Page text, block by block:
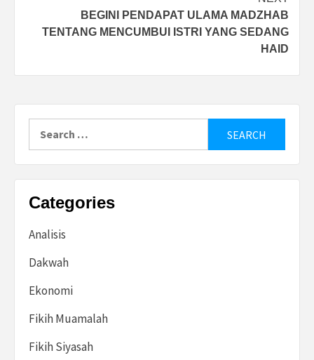
BEGINI PENDAPAT ULAMA MADZHAB
TENTANG MENCUMBUI ISTRI YANG SEDANG
HAID
Categories
Analisis
Dakwah
Ekonomi
Fikih Muamalah
Fikih Siyasah